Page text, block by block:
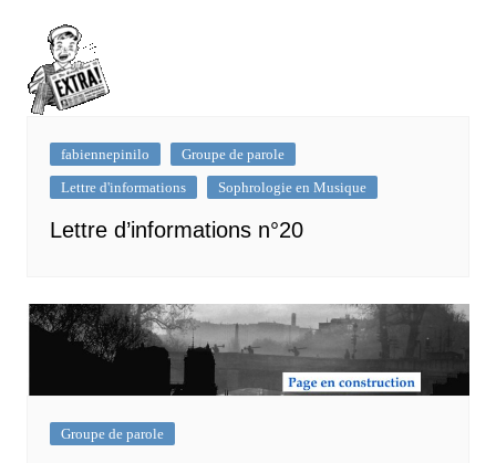
fabiennepinilo
Groupe de parole
Lettre d'informations
Sophrologie en Musique
Lettre d’informations n°20
Groupe de parole